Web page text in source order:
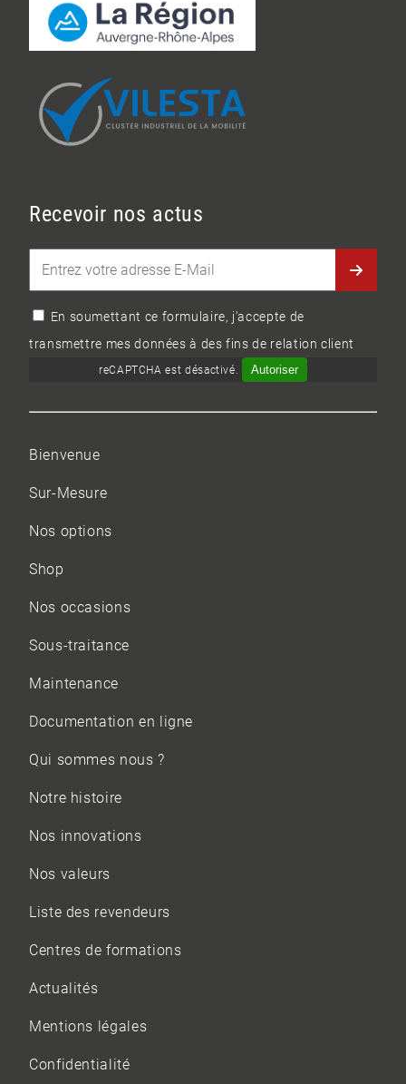
Recevoir nos actus
En soumettant ce formulaire, j'accepte de
transmettre mes données à des fins de relation client
reCAPTCHA est désactivé. Autoriser
Bienvenue
Sur-Mesure
Nos options
Shop
Nos occasions
Sous-traitance
Maintenance
Documentation en ligne
Qui sommes nous ?
Notre histoire
Nos innovations
Nos valeurs
Liste des revendeurs
Centres de formations
Actualités
Mentions légales
Confidentialité